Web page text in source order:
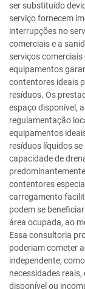
ser substituído
serviço fornecem
interrupções no
comerciais e a
serviços comerciais
equipamentos
contentores ideais
resíduos. Os
espaço disponível,
regulamentação
equipamentos
resíduos líquidos
capacidade de
contentores
carregamento
podem se
área ocupada, ao
Essa consultoria
poderiam cometer
independente,
necessidades
disponível ou